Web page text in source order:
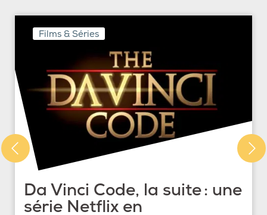
Films & Séries
Da Vinci Code, la suite : une
série Netflix en